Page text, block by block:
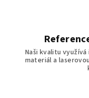
Naši kvalitu
materiál a